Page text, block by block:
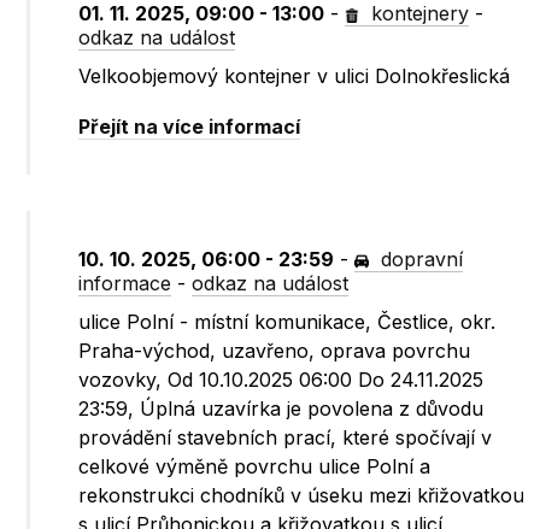
01. 11. 2025, 09:00 - 13:00 - kontejnery -
odkaz na událost
Velkoobjemový kontejner v ulici Dolnokřeslická
Přejít na více informací
10. 10. 2025, 06:00 - 23:59 -
dopravní
informace -odkaz na událost
ulice Polní - místní komunikace, Čestlice, okr.
Praha-východ, uzavřeno, oprava povrchu
vozovky, Od 10.10.2025 06:00 Do 24.11.2025
23:59, Úplná uzavírka je povolena z důvodu
provádění stavebních prací, které spočívají v
celkové výměně povrchu ulice Polní a
rekonstrukci chodníků v úseku mezi křižovatkou
s ulicí Průhonickou a křižovatkou s ulicí